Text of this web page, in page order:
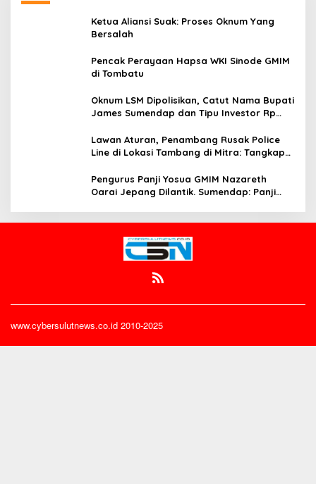
Ketua Aliansi Suak: Proses Oknum Yang
Bersalah
Pencak Perayaan Hapsa WKI Sinode GMIM
di Tombatu
Oknum LSM Dipolisikan, Catut Nama Bupati
James Sumendap dan Tipu Investor Rp
Lawan Aturan, Penambang Rusak Police
Line di Lokasi Tambang di Mitra: Tangkap
Pengurus Panji Yosua GMIM Nazareth
Oarai Jepang Dilantik. Sumendap: Panji
www.cybersulutnews.co.id 2010-2025